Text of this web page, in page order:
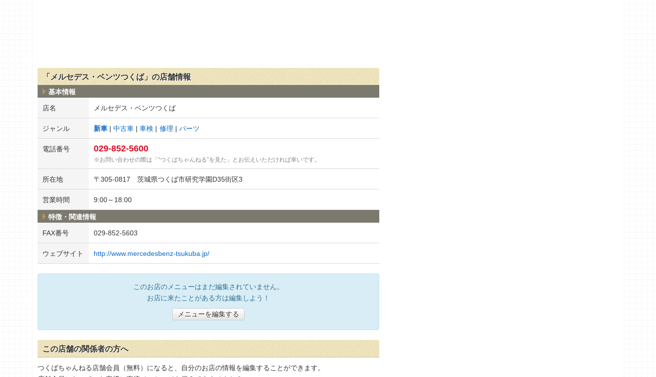
「メルセデス・ベンツつくば」の店舗情報
基本情報
店名 メルセデス・ベンツつくば
ジャンル 新車 中古車 車検 修理 パーツ
電話番号 029-852-5600
お問い合わせの際は「“つくばちゃんねる”を見た」とお伝えいただければ幸いです。
所在地 〒 305-0817 茨城県つくば市研究学園D35街区3
営業時間 9:00～18:00
特徴・関連情報
FAX番号 029-852-5603
ウェブサイト http://www.mercedesbenz-tsukuba.jp/
このお店のメニューはまだ編集されていません。
お店に来たことがある方は編集しよう！
メニューを編集する
この店舗の関係者の方へ
つくばちゃんねる店舗会員（無料）になると、自分のお店の情報を編集することができます。